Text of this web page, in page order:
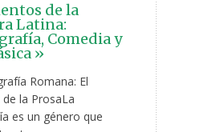
de la
Latina:
Comedia y
»
Romana: El
la ProsaLa
es un género que